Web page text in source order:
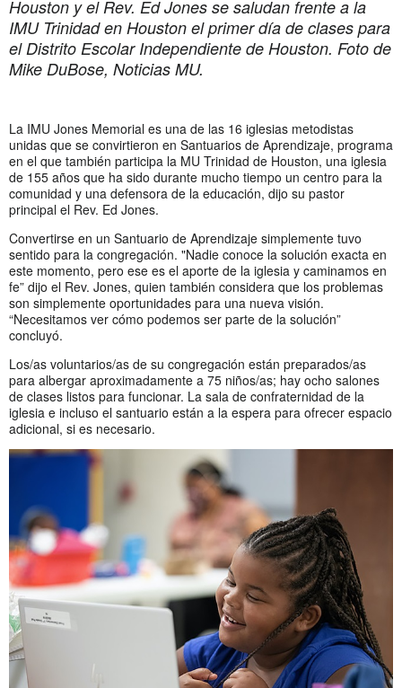
Houston y el Rev. Ed Jones se saludan frente a la
IMU Trinidad en Houston el primer día de clases para
el Distrito Escolar Independiente de Houston. Foto de
Mike DuBose, Noticias MU.
La IMU Jones Memorial es una de las 16 iglesias metodistas
unidas que se convirtieron en Santuarios de Aprendizaje, programa
en el que también participa la MU Trinidad de Houston, una iglesia
de 155 años que ha sido durante mucho tiempo un centro para la
comunidad y una defensora de la educación, dijo su pastor
principal el Rev. Ed Jones.
Convertirse en un Santuario de Aprendizaje simplemente tuvo
sentido para la congregación. "Nadie conoce la solución exacta en
este momento, pero ese es el aporte de la iglesia y caminamos en
fe” dijo el Rev. Jones, quien también considera que los problemas
son simplemente oportunidades para una nueva visión.
“Necesitamos ver cómo podemos ser parte de la solución”
concluyó.
Los/as voluntarios/as de su congregación están preparados/as
para albergar aproximadamente a 75 niños/as; hay ocho salones
de clases listos para funcionar. La sala de confraternidad de la
iglesia e incluso el santuario están a la espera para ofrecer espacio
adicional, si es necesario.